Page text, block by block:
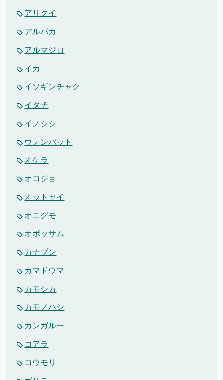
アリクイ
アルパカ
アルマジロ
イカ
イソギンチャク
イタチ
イノシシ
ウォンバット
オケラ
オコジョ
オットセイ
オニグモ
オポッサム
カナブン
カマドウマ
カモシカ
カモノハシ
カンガルー
コアラ
コウモリ